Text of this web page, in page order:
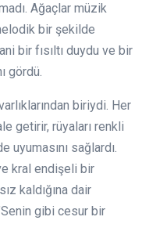
Ağaçlar müzik
bir şekilde
bir fısıltı duydu ve bir
gördü.
biriydi. Her
getirir, rüyaları renkli
uyumasını sağlardı.
kral endişeli bir
kaldığına dair
gibi cesur bir